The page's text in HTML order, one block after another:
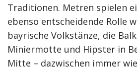
Traditionen. Metren spielen
ebenso entscheidende Rolle
bayrische Volkstänze, die
Miniermotte und Hipster in
Mitte – dazwischen immer